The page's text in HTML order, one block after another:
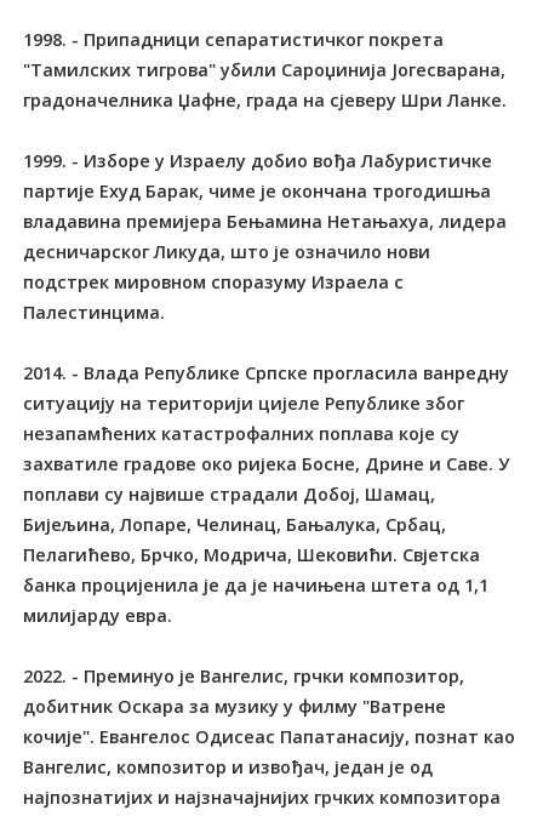
1998. - Припадници сепаратистичког покрета
"Тамилских тигрова" убили Сароџинија Јогесварана,
градоначелника Џафне, града на сјеверу Шри Ланке.
1999. - Изборе у Израелу добио вођа Лабуристичке
партије Ехуд Барак, чиме је окончана трогодишња
владавина премијера Бењамина Нетањахуа, лидера
десничарског Ликуда, што је означило нови
подстрек мировном споразуму Израела с
Палестинцима.
2014. - Влада Републике Српске прогласила ванредну
ситуацију на територији цијеле Републике због
незапамћених катастрофалних поплава које су
захватиле градове око ријека Босне, Дрине и Саве. У
поплави су највише страдали Добој, Шамац,
Бијељина, Лопаре, Челинац, Бањалука, Србац,
Пелагићево, Брчко, Модрича, Шековићи. Свјетска
банка процијенила је да је начињена штета од 1,1
милијарду евра.
2022. - Преминуо је Вангелис, грчки композитор,
добитник Оскара за музику у филму "Ватрене
кочије". Евангелос Одисеас Папатанасију, познат као
Вангелис, композитор и извођач, један је од
најпознатијих и најзначајнијих грчких композитора